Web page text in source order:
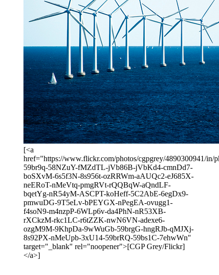
[<a
href="https://www.flickr.com/photos/cgpgrey/4890300941/in/
59br9q-58NZuY-fMZdTL-jVb86B-jVbKd4-cmnDd7-
boSXvM-6s5f3N-8s956t-ozRRWm-aAUQc2-eJ685X-
neERoT-nMeVtq-pmgRVt-rQQBqW-aQndLF-
bqetYg-nR54yM-ASCPT-koHeff-5C2AbE-6egDx9-
pmwuDG-9T5eLv-bPEYGX-nPegEA-ovugg1-
f4soN9-m4nzpP-6WLp6v-da4PhN-nR53XB-
rXCkzM-rkc1LC-r6tZZK-nwN6VN-adexe6-
ozgM9M-9KhpDa-9wWuGb-59brgG-hngRJb-qMJXj-
8s92PX-nMeUpb-3xU14-59brRQ-59bs1C-7ehwWn"
target="_blank" rel="noopener">[CGP Grey/Flickr]
</a>]